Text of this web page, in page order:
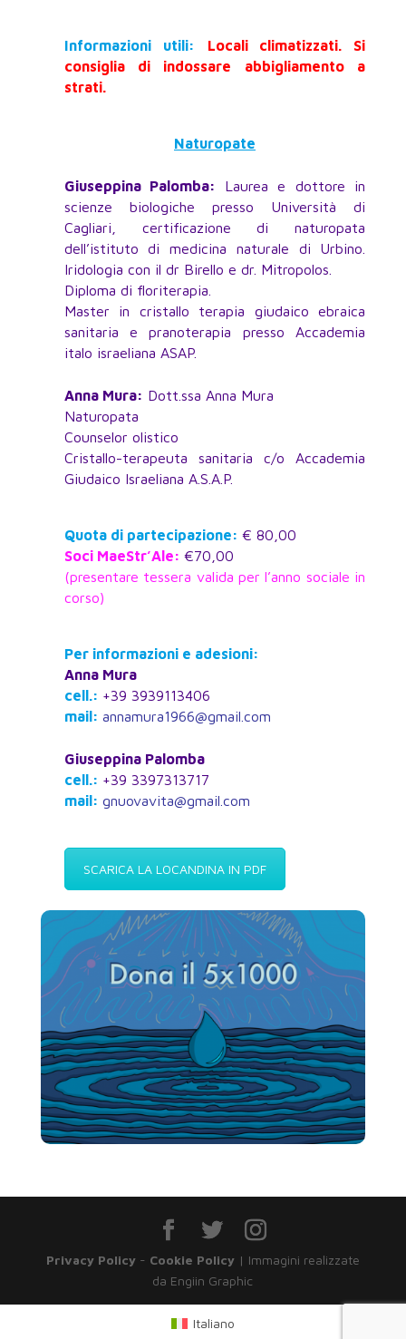
Informazioni utili:
Locali climatizzati. Si
consiglia di indossare abbigliamento a
strati.
Naturopate
Giuseppina Palomba: Laurea e dottore in
scienze biologiche presso Università di
Cagliari, certificazione di naturopata
dell’istituto di medicina naturale di Urbino.
Iridologia con il dr Birello e dr. Mitropolos.
Diploma di floriterapia.
Master in cristallo terapia giudaico ebraica
sanitaria e pranoterapia presso Accademia
italo israeliana ASAP.
Anna Mura: Dott.ssa Anna Mura
Naturopata
Counselor olistico
Cristallo-terapeuta sanitaria c/o Accademia
Giudaico Israeliana A.S.A.P.
Quota di partecipazione: € 80,00
Soci MaeStr’Ale: €70,00
(presentare tessera valida per l’anno sociale in
corso)
Per informazioni e adesioni:
Anna Mura
cell.: +39 3939113406
mail: annamura1966@gmail.com
Giuseppina Palomba
cell.: +39 3397313717
mail: gnuovavita@gmail.com
SCARICA LA LOCANDINA IN PDF
Privacy Policy- Cookie Policy| Immagini realizzate
da Engiin Graphic
Italiano